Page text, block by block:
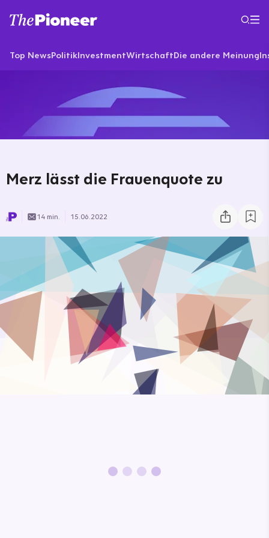
Top NewsPolitikInvestmentWirtschaftDie andere Meinung
Merz lässt die Frauenquote zu
14 min. 15.06.2022